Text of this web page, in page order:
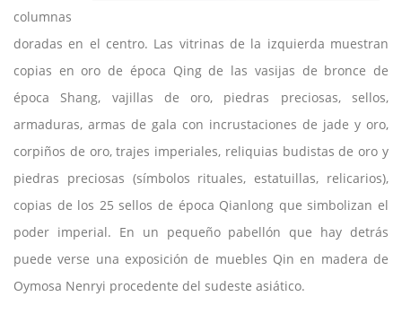
columnas
doradas en el centro. Las vitrinas de la izquierda muestran
copias en oro de época Qing de las vasijas de bronce de
época Shang, vajillas de oro, piedras preciosas, sellos,
armaduras, armas de gala con incrustaciones de jade y oro,
corpiños de oro, trajes imperiales, reliquias budistas de oro y
piedras preciosas (símbolos rituales, estatuillas, relicarios),
copias de los 25 sellos de época Qianlong que simbolizan el
poder imperial. En un pequeño pabellón que hay detrás
puede verse una exposición de muebles Qin en madera de
Oymosa Nenryi procedente del sudeste asiático.